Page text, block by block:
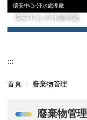
環安中心-汙水處理廠
環安中心-汙水處理廠
:::
首頁 廢棄物管理
廢棄物管理